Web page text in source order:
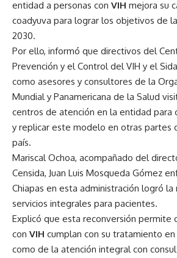
entidad a personas con VIH mejora su
coadyuva para lograr los objetivos de
2030.
Por ello, informó que directivos del
Prevención y el Control del VIH y el
como asesores y consultores de la
Mundial y Panamericana de la Salud
centros de atención en la entidad para
y replicar este modelo en otras partes
país.
Mariscal Ochoa, acompañado del
Censida, Juan Luis Mosqueda Gómez
Chiapas en esta administración logró
servicios integrales para pacientes.
Explicó que esta reconversión permite
con VIH cumplan con su tratamiento
como de la atención integral con